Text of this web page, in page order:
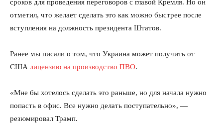
сроков для проведения переговоров с главой Кремля. Но он
отметил, что желает сделать это как можно быстрее после
вступления на должность президента Штатов.
Ранее мы писали о том, что Украина может получить от
США лицензию на производство ПВО.
«Мне бы хотелось сделать это раньше, но для начала нужно
попасть в офис. Все нужно делать поступательно», —
резюмировал Трамп.